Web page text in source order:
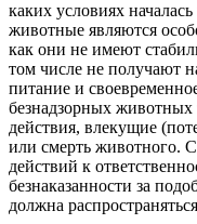
каких условиях
животные являются
как они не имеют
том числе не получают
питание и
безнадзорных
действия, влекущие
или смерть животного.
действий к
безнаказанности за
должна